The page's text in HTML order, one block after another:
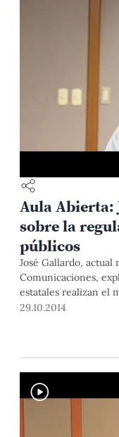
Aula Abierta:
sobre la
públicos
José Gallardo,
Comunicaciones,
estatales realizan el
brindan servicios
29.10.2014